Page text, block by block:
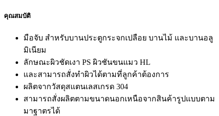
คุณสมบัติ
มือจับ สำหรับบานประตูกระจกเปลือย บานไม้ และบานอลู
มิเนียม
ลักษณะผิวชัดเงา PS ผิวชันขนแมว HL
และสามารถสั่งทำผิวได้ตามที่ลูกค้าต้องการ
ผลิตจากวัสดุสแตนเลสเกรด 304
สามารถสั่งผลิตตามขนาดนอกเหนือจากสินค้ารูปแบบตาม
มาฐาตรได้